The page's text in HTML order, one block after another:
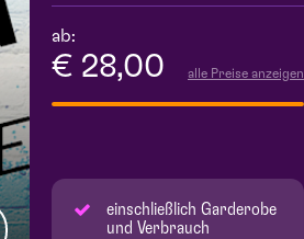
ab:
€ 28,00 alle Preise anzeigen
einschließlich Garderobe
und Verbrauch